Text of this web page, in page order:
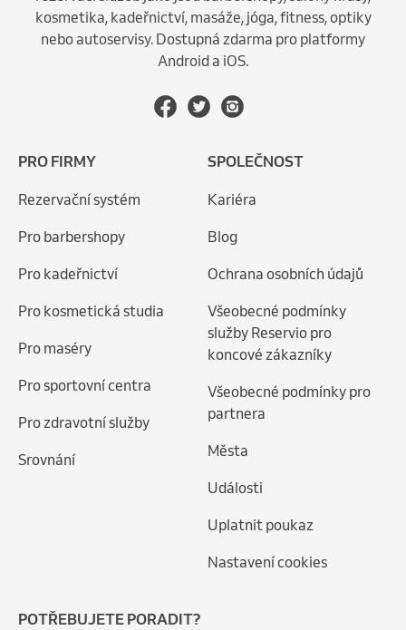
kosmetika, kadeřnictví, masáže, jóga, fitness, optiky
nebo autoservisy. Dostupná zdarma pro platformy
Android a iOS.
PRO FIRMY
Rezervační systém
Pro barbershopy
Pro kadeřnictví
Pro kosmetická studia
Pro maséry
Pro sportovní centra
Pro zdravotní služby
Srovnání
SPOLEČNOST
Kariéra
Blog
Ochrana osobních údajů
Všeobecné podmínky
služby Reservio pro
koncové zákazníky
Všeobecné podmínky pro
partnera
Města
Události
Uplatnit poukaz
Nastavení cookies
POTŘEBUJETE PORADIT?